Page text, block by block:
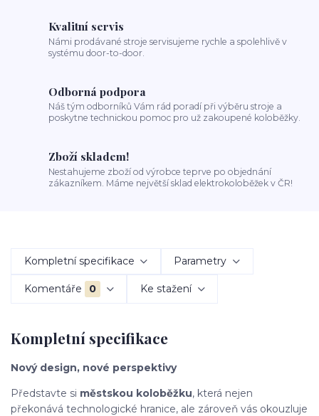
Kvalitní servis
Námi prodávané stroje servisujeme rychle a spolehlivě v
systému door-to-door.
Odborná podpora
Náš tým odborníků Vám rád poradí při výběru stroje a
poskytne technickou pomoc pro už zakoupené koloběžky.
Zboží skladem!
Nestahujeme zboží od výrobce teprve po objednání
zákazníkem. Máme největší sklad elektrokoloběžek v ČR!
Kompletní specifikace Parametry
Komentáře 0 Ke stažení
Kompletní specifikace
Nový design, nové perspektivy
Představte si městskou koloběžku, která nejen
překonává technologické hranice, ale zároveň vás okouzluje